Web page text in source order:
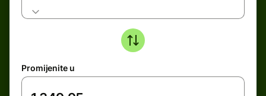
Promijenite u